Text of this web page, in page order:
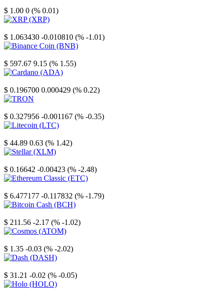
$ 1.00 0 (% 0.01)
$ 1.063430 -0.010810 (% -1.01)
$ 597.67 9.15 (% 1.55)
$ 0.196700 0.000429 (% 0.22)
$ 0.327956 -0.001167 (% -0.35)
$ 44.89 0.63 (% 1.42)
$ 0.16642 -0.00423 (% -2.48)
$ 6.477177 -0.117832 (% -1.79)
$ 211.56 -2.17 (% -1.02)
$ 1.35 -0.03 (% -2.02)
$ 31.21 -0.02 (% -0.05)